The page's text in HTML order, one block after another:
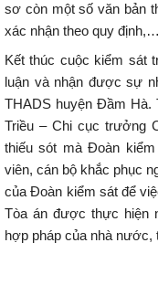
sơ còn một số văn bản
xác nhận theo quy định,…
Kết thúc cuộc kiểm sát
luận và nhận được sự
THADS huyện Đầm Hà.
Triều – Chi cục trưởng
thiếu sót mà Đoàn
viên, cán bộ khắc phục
của Đoàn kiểm sát để
Tòa án được thực hiện
hợp pháp của nhà nước,